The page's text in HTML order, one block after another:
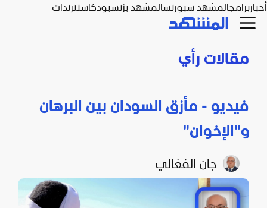
أخباربرامجالمشهد سبورتسالمشهد بزنسبودكاستترندات
مقالات رأي
فيديو - مأزق السودان بين البرهان
و"الإخوان"
جان الفغالي